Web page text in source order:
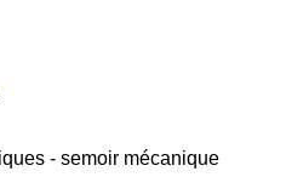
- semoir mécanique